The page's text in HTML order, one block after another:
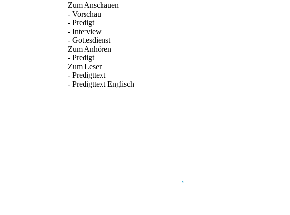
Zum Anschauen
- Vorschau
- Predigt
- Interview
- Gottesdienst
Zum Anhören
- Predigt
Zum Lesen
- Predigttext
- Predigttext Englisch